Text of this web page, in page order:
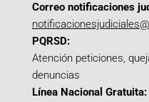
Correo notificaciones
PQRSD:
Atención peticiones,
denuncias
Línea Nacional Gratuita: